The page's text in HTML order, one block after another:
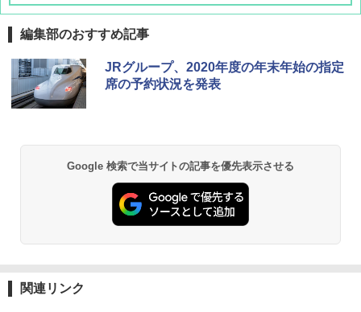
BUNDOK(バンドック)ソロ ドーム 1 EX BDK
-08EX カーキ ソロキャンプ ポリエステル フ
レーム テント
GRANDOOR ステンレス保冷剤 2個セット 2
コンパクト 保冷力長持ち
￥2,980
編集部のおすすめ記事
JRグループ、2020年度の年末年始の指定
席の予約状況を発表
Google 検索で当サイトの記事を優先表示させる
関連リンク